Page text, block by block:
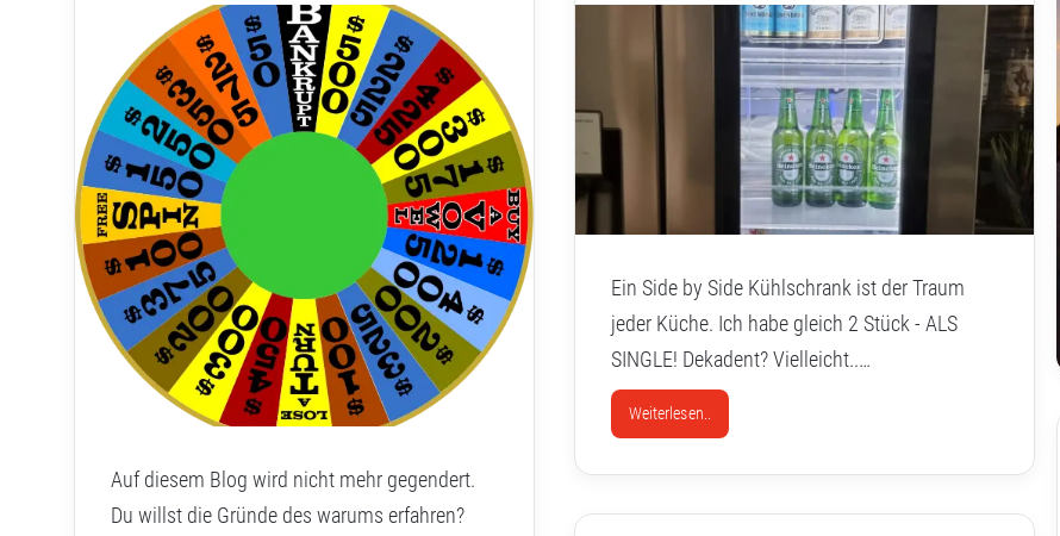
Auf diesem Blog wird nicht mehr gegendert.
Du willst die Gründe des warums erfahren?
Ein Side by Side Kühlschrank ist der Traum
jeder Küche. Ich habe gleich 2 Stück - ALS
SINGLE! Dekadent? Vielleicht..…
Weiterlesen..